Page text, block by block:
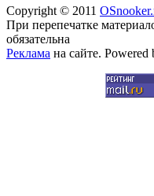
Copyright © 2011
При перепечатке
обязательна
Реклама на сайте.